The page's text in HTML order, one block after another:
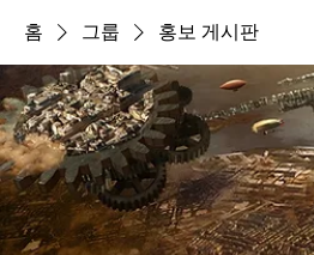
홈 그룹 홍보 게시판